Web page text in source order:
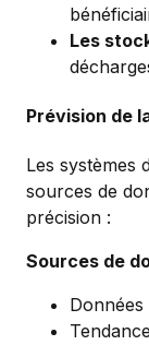
Les
Prévision de
Les systèmes
sources de
précision :
Sources de